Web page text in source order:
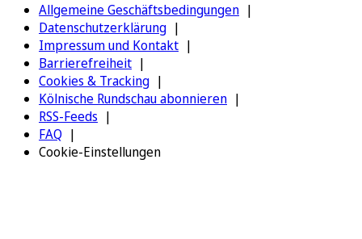
Allgemeine Geschäftsbedingungen
Datenschutzerklärung
Impressum und Kontakt
Barrierefreiheit
Cookies & Tracking
Kölnische Rundschau abonnieren
RSS-Feeds
FAQ
Cookie-Einstellungen